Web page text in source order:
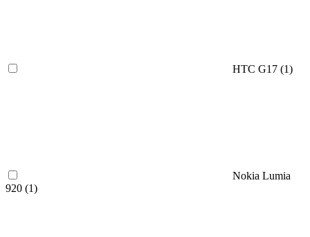
HTC G17 (1)
Nokia Lumia
920 (1)